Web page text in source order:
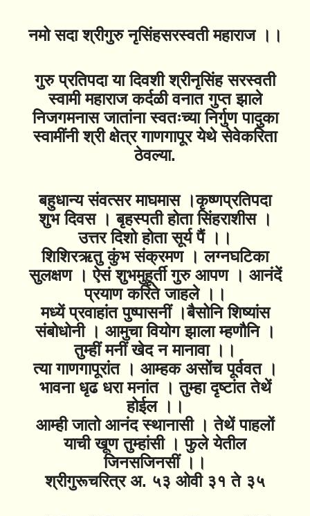
नमो सदा श्रीगुरु नृसिंहसरस्वती महाराज ।।
गुरु प्रतिपदा या दिवशी श्रीनृसिंह सरस्वती
स्वामी महाराज कर्दळी वनात गुप्त झाले
निजगमनास जातांना स्वतःच्या निर्गुण पादुका
स्वामींनी श्री क्षेत्र गाणगापूर येथे सेवेकरिता
ठेवल्या.
बहुधान्य संवत्सर माघमास ।कृष्णप्रतिपदा
शुभ दिवस । बृहस्पती होता सिंहराशीस ।
उत्तर दिशो होता सूर्य पैं ।।
शिशिरऋतु कुंभ संक्रमण । लग्नघटिका
सुलक्षण । ऐसं शुभमुहूर्ती गुरु आपण । आनंदें
प्रयाण करिते जाहले ।।
मध्यें प्रवाहांत पुष्पासनीं ।बैसोनि शिष्यांस
संबोधोनी । आमुचा वियोग झाला म्हणौनि ।
तुम्हीं मनीं खेद न मानावा ।।
त्या गाणगापूरांत । आम्हक असोंच पूर्ववत ।
भावना धृढ धरा मनांत । तुम्हा दृष्टांत तेथें
होईल ।।
आम्ही जातो आनंद स्थानासी । तेथें पाहलों
याची खूण तुम्हांसी । फुले येतील
जिनसजिनसीं ।।
श्रीगुरूचरित्र अ. ५३ ओवी ३१ ते ३५